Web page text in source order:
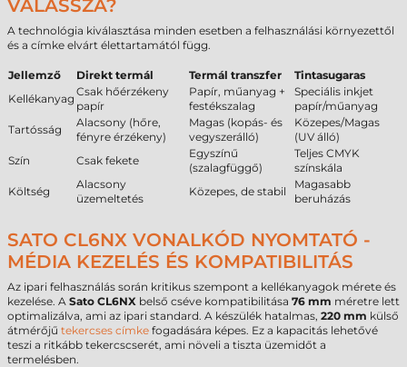
VÁLASSZA?
A technológia kiválasztása minden esetben a felhasználási környezettől
és a címke elvárt élettartamától függ.
Jellemző Direkt termál Termál transzfer
Tintasugaras
Kellékanyag
Csak hőérzékeny
papír
Papír, műanyag +
festékszalag
Speciális inkjet
papír/műanyag
Tartósság
Alacsony (hőre,
fényre érzékeny)
Magas (kopás- és
vegyszerálló)
Közepes/Magas
(UV álló)
Szín
Csak fekete
Egyszínű
(szalagfüggő)
Teljes CMYK
színskála
Költség
Alacsony
üzemeltetés
Közepes, de stabil
Magasabb
beruházás
SATO CL6NX VONALKÓD NYOMTATÓ -
MÉDIA KEZELÉS ÉS KOMPATIBILITÁS
Az ipari felhasználás során kritikus szempont a kellékanyagok mérete és
kezelése. A Sato CL6NX belső cséve kompatibilitása 76 mm méretre lett
optimalizálva, ami az ipari standard. A készülék hatalmas, 220 mm külső
átmérőjű tekercses címke fogadására képes. Ez a kapacitás lehetővé
teszi a ritkább tekercscserét, ami növeli a tiszta üzemidőt a
termelésben.